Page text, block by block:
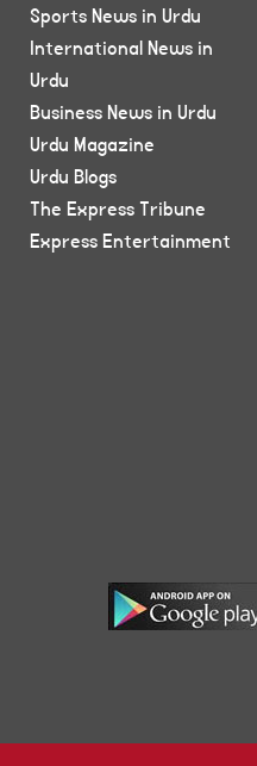
Sports News in Urdu
International News in
Urdu
Business News in Urdu
Urdu Magazine
Urdu Blogs
The Express Tribune
Express Entertainment